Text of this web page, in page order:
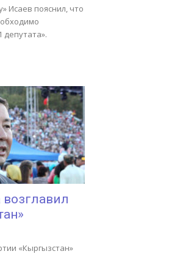
Исаев пояснил, что
депутата».
возглавил
«Кыргызстан»